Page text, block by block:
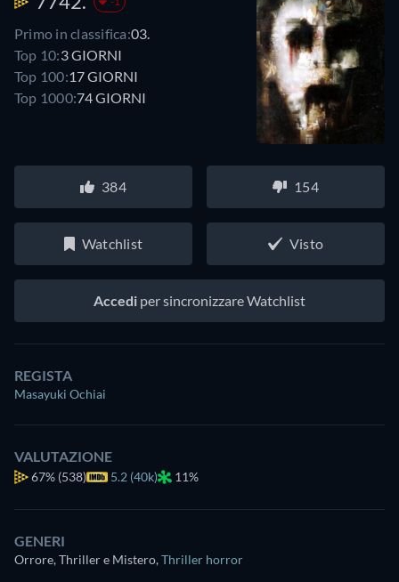
Primo in classifica:03.
Top 10:3 GIORNI
Top 100:17 GIORNI
Top 1000:74 GIORNI
384 154
Watchlist Visto
Accedi per sincronizzare Watchlist
REGISTA
Masayuki Ochiai
VALUTAZIONE
67% (538) 5.2 (40k) 11%
GENERI
Orrore, Thriller e Mistero,Thriller horror